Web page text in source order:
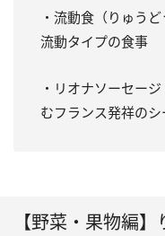
・流動食（りゅう
流動タイプの食事
・リオナソーセー
むフランス発祥の
【野菜・果物編